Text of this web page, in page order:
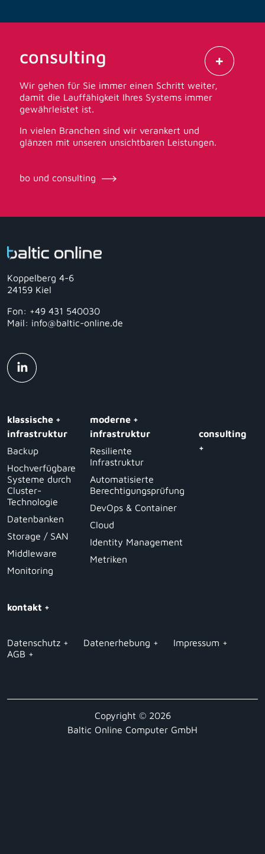
consulting
Wir gehen für Sie immer einen Schritt weiter,
damit die Lauffähigkeit Ihres Systems immer
gewährleistet ist.
In vielen Branchen sind wir verankert und
glänzen mit unseren unsichtbaren Leistungen.
bo und consulting
Koppelberg 4-6
24159 Kiel
Fon: +49 431 540030
Mail: info@baltic-online.de
klassische +
infrastruktur
Backup
Hochverfügbare
Systeme durch
Cluster-
Technologie
Datenbanken
Storage / SAN
Middleware
Monitoring
moderne +
infrastruktur
Resiliente
Infrastruktur
Automatisierte
Berechtigungsprüfung
DevOps & Container
Cloud
Identity Management
Metriken
consulting
+
kontakt +
Datenschutz Datenerhebung
Impressum
AGB
Copyright © 2026
Baltic Online Computer GmbH